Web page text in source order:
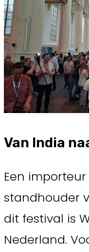
Van India
Een
standhouder
dit festival is
Nederland.